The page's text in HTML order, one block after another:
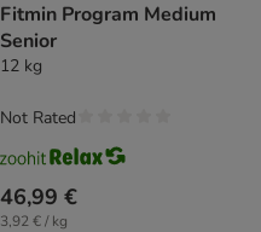
Fitmin Program Medium
Senior
12 kg
46,99 €
3,92 € / kg
Not Rated